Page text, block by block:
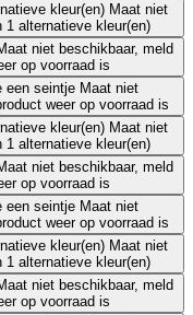
kleur(en) Maat niet
1 alternatieve kleur(en)
niet beschikbaar, meld
op voorraad is
een seintje Maat niet
weer op voorraad is
kleur(en) Maat niet
1 alternatieve kleur(en)
niet beschikbaar, meld
op voorraad is
een seintje Maat niet
weer op voorraad is
kleur(en) Maat niet
1 alternatieve kleur(en)
niet beschikbaar, meld
op voorraad is